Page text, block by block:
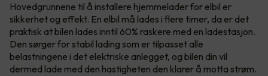
Hovedgrunnene til å installere hjemmelader for elbil er
sikkerhet og effekt. En elbil må lades i flere timer, da er det
praktisk at bilen lades inntil 60% raskere med en ladestasjon.
Den sørger for stabil lading som er tilpasset alle
belastningene i det elektriske anlegget, og bilen din vil
dermed lade med den hastigheten den klarer å motta strøm.